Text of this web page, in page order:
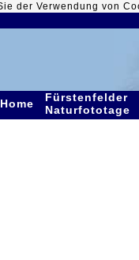
der Verwendung von
Home
Fürstenfelder
Naturfototage